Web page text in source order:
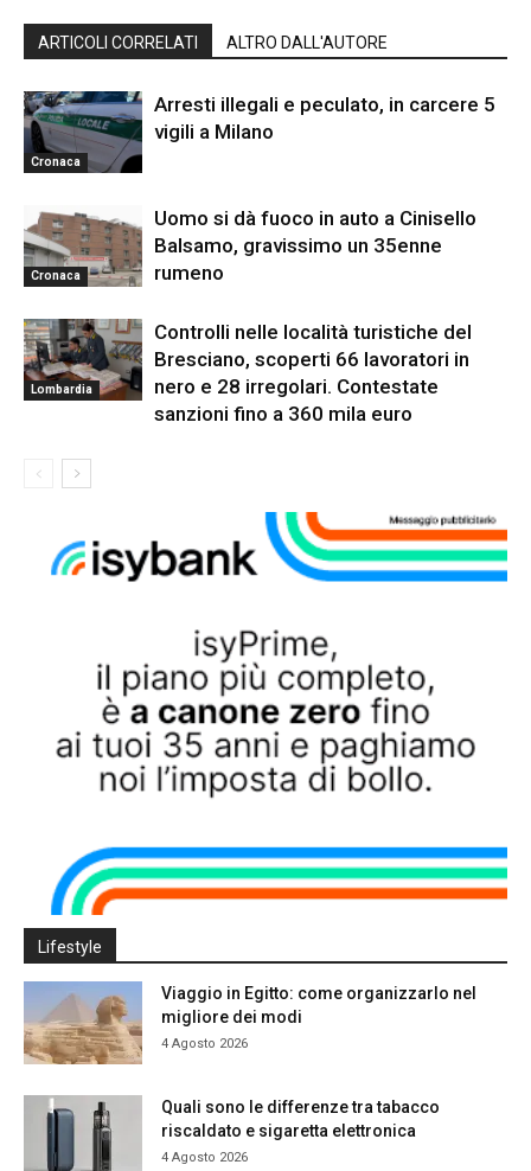
ARTICOLI CORRELATI ALTRO DALL'AUTORE
Cronaca
Arresti illegali e peculato, in carcere 5
vigili a Milano
Cronaca
Uomo si dà fuoco in auto a Cinisello
Balsamo, gravissimo un 35enne
rumeno
Lombardia
Controlli nelle località turistiche del
Bresciano, scoperti 66 lavoratori in
nero e 28 irregolari. Contestate
sanzioni fino a 360 mila euro
Lifestyle
Viaggio in Egitto: come organizzarlo nel
migliore dei modi
4 Agosto 2026
Quali sono le differenze tra tabacco
riscaldato e sigaretta elettronica
4 Agosto 2026